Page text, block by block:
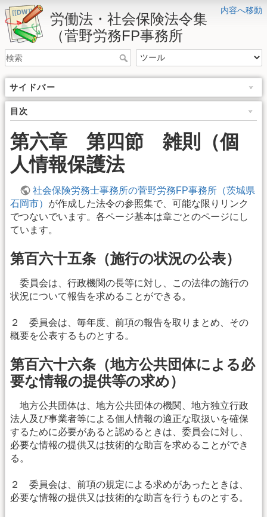
内容へ移動
労働法・社会保険法令集
（菅野労務FP事務所
サイドバー
目次
第六章 第四節 雑則（個
人情報保護法
社会保険労務士事務所の菅野労務FP事務所（茨城県
石岡市） が作成した法令の参照集で、可能な限りリンク
でつないでいます。各ページ基本は章ごとのページにし
ています。
第百六十五条（施行の状況の公表）
委員会は、行政機関の長等に対し、この法律の施行の
状況について報告を求めることができる。
２ 委員会は、毎年度、前項の報告を取りまとめ、その
概要を公表するものとする。
第百六十六条（地方公共団体による必
要な情報の提供等の求め）
地方公共団体は、地方公共団体の機関、地方独立行政
法人及び事業者等による個人情報の適正な取扱いを確保
するために必要があると認めるときは、委員会に対し、
必要な情報の提供又は技術的な助言を求めることができ
る。
２ 委員会は、前項の規定による求めがあったときは、
必要な情報の提供又は技術的な助言を行うものとする。